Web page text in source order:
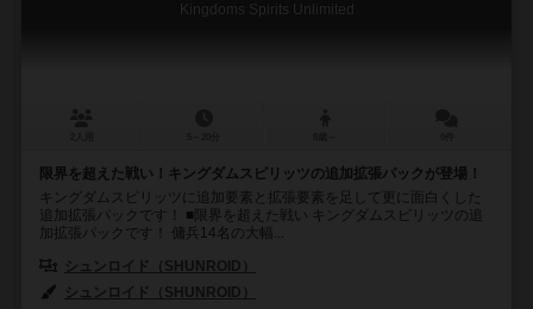
Kingdoms Spirits Unlimited
限界を超えた戦い！キングダムスピリッツの追加拡張パックが登場！
キングダムスピリッツに追加要素と拡張要素を足して更に面白くした
追加拡張パックです！ ■限界を超えた戦い キングダムスピリッツの追
加拡張パックです！ 傭兵14名の大幅...
シュンロイド（SHUNROID）
シュンロイド（SHUNROID）